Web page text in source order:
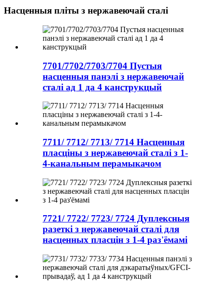
Насценныя пліты з нержавеючай сталі
7701/7702/7703/7704 Пустыя
насценныя панэлі з нержавеючай
сталі ад 1 да 4 канструкцый
7711/ 7712/ 7713/ 7714 Насценныя
пласціны з нержавеючай сталі з 1-
4-канальным перамыкачом
7721/ 7722/ 7723/ 7724 Дуплексныя
разеткі з нержавеючай сталі для
насценных пласцін з 1-4 раз'ёмамі